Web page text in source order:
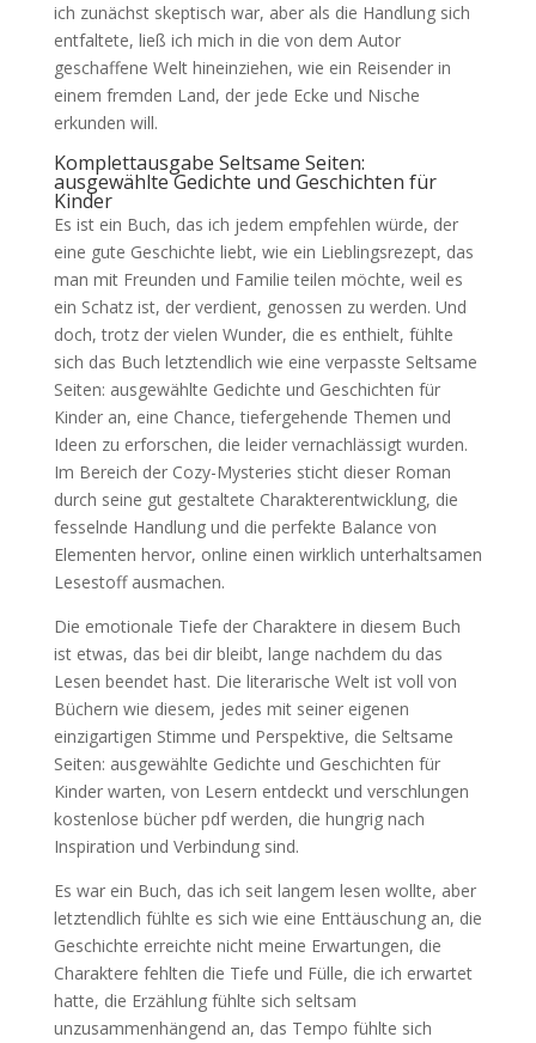
ich zunächst skeptisch war, aber als die Handlung sich
entfaltete, ließ ich mich in die von dem Autor
geschaffene Welt hineinziehen, wie ein Reisender in
einem fremden Land, der jede Ecke und Nische
erkunden will.
Komplettausgabe Seltsame Seiten:
ausgewählte Gedichte und Geschichten für
Kinder
Es ist ein Buch, das ich jedem empfehlen würde, der
eine gute Geschichte liebt, wie ein Lieblingsrezept, das
man mit Freunden und Familie teilen möchte, weil es
ein Schatz ist, der verdient, genossen zu werden. Und
doch, trotz der vielen Wunder, die es enthielt, fühlte
sich das Buch letztendlich wie eine verpasste Seltsame
Seiten: ausgewählte Gedichte und Geschichten für
Kinder an, eine Chance, tiefergehende Themen und
Ideen zu erforschen, die leider vernachlässigt wurden.
Im Bereich der Cozy-Mysteries sticht dieser Roman
durch seine gut gestaltete Charakterentwicklung, die
fesselnde Handlung und die perfekte Balance von
Elementen hervor, online einen wirklich unterhaltsamen
Lesestoff ausmachen.
Die emotionale Tiefe der Charaktere in diesem Buch
ist etwas, das bei dir bleibt, lange nachdem du das
Lesen beendet hast. Die literarische Welt ist voll von
Büchern wie diesem, jedes mit seiner eigenen
einzigartigen Stimme und Perspektive, die Seltsame
Seiten: ausgewählte Gedichte und Geschichten für
Kinder warten, von Lesern entdeckt und verschlungen
kostenlose bücher pdf werden, die hungrig nach
Inspiration und Verbindung sind.
Es war ein Buch, das ich seit langem lesen wollte, aber
letztendlich fühlte es sich wie eine Enttäuschung an, die
Geschichte erreichte nicht meine Erwartungen, die
Charaktere fehlten die Tiefe und Fülle, die ich erwartet
hatte, die Erzählung fühlte sich seltsam
unzusammenhängend an, das Tempo fühlte sich